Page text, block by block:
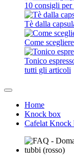
10 consigli
Tè dalla
Come
Tonico
tutti gli articoli
Home
Knock box
Cafelat Knock